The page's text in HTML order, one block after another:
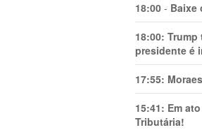
18:00 - Baixe
18:00: Trump
presidente é
17:55:
15:41: Em
Tributária!